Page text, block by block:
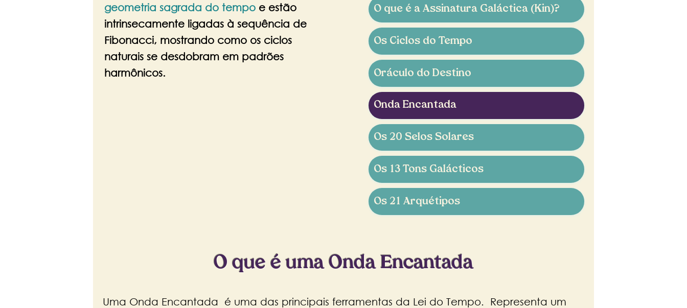
geometria sagrada do tempo e estão
intrinsecamente ligadas à sequência de
Fibonacci, mostrando como os ciclos
naturais se desdobram em padrões
harmônicos.
O que é a Assinatura Galáctica (Kin)?
Os Ciclos do Tempo
Oráculo do Destino
Onda Encantada
Os 20 Selos Solares
Os 13 Tons Galácticos
Os 21 Arquétipos
O que é uma Onda Encantada
Uma Onda Encantada é uma das principais ferramentas da Lei do Tempo. Representa um